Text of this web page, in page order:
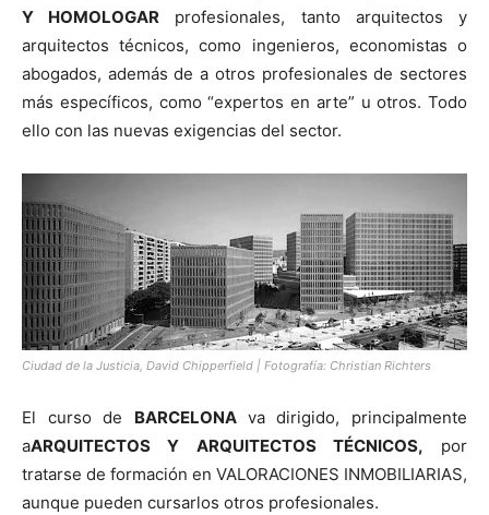
Y HOMOLOGAR profesionales, tanto arquitectos y
arquitectos técnicos, como ingenieros, economistas o
abogados, además de a otros profesionales de sectores
más específicos, como “expertos en arte” u otros. Todo
ello con las nuevas exigencias del sector.
Ciudad de la Justicia, David Chipperfield | Fotografía: Christian Richters
El curso de BARCELONA va dirigido, principalmente
aARQUITECTOS Y ARQUITECTOS TÉCNICOS, por
tratarse de formación en VALORACIONES INMOBILIARIAS,
aunque pueden cursarlos otros profesionales.